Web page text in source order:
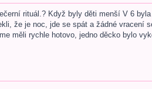
rituál.? Když byly děti menší V 6
že je noc, jde se spát a žádné
měli rychle hotovo, jedno děcko bylo